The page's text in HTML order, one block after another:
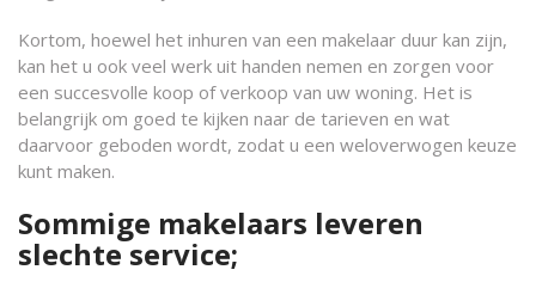
Kortom, hoewel het inhuren van een makelaar duur kan zijn,
kan het u ook veel werk uit handen nemen en zorgen voor
een succesvolle koop of verkoop van uw woning. Het is
belangrijk om goed te kijken naar de tarieven en wat
daarvoor geboden wordt, zodat u een weloverwogen keuze
kunt maken.
Sommige makelaars leveren
slechte service;